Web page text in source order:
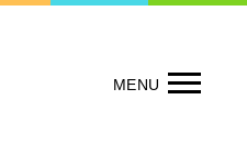
MENU